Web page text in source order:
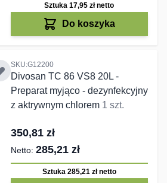
Sztuka 17,95 złnetto
Do koszyka
SKU:G12200
Divosan TC 86 VS8 20L -
Preparat myjąco - dezynfekcyjny
z aktrywnym chlorem 1 szt.
350,81 zł
285,21 zł
Sztuka 285,21 złnetto